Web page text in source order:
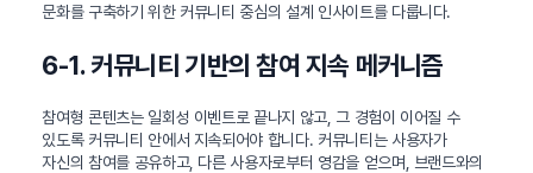
문화를 구축하기 위한 커뮤니티 중심의 설계 인사이트를 다룹니다.
6-1. 커뮤니티 기반의 참여 지속 메커니즘
참여형 콘텐츠는 일회성 이벤트로 끝나지 않고, 그 경험이 이어질 수
있도록 커뮤니티 안에서 지속되어야 합니다. 커뮤니티는 사용자가
자신의 참여를 공유하고, 다른 사용자로부터 영감을 얻으며, 브랜드와의